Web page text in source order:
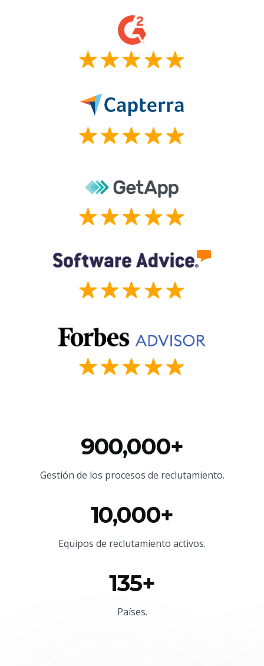
900,000+
Gestión de los procesos de reclutamiento.
10,000+
Equipos de reclutamiento activos.
135+
Países.